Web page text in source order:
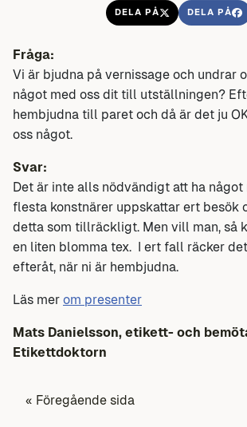
DELA PÅ DELA PÅ
Fråga:
Vi är bjudna på vernissage och undrar
något med oss dit till utställningen?
hembjudna till paret och då är det ju
oss något.
Svar:
Det är inte alls nödvändigt att ha något
flesta konstnärer uppskattar ert besök
detta som tillräckligt. Men vill man, så
en liten blomma tex. I ert fall räcker
efteråt, när ni är hembjudna.
Läs mer om presenter
Mats Danielsson, etikett- och
Etikettdoktorn
« Föregående sida